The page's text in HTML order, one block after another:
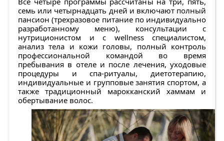
семь или четырнадцать дней и включают полный
пансион (трехразовое питание по индивидуально
разработанному меню), консультации с
нутриционистом и c wellness специалистом,
анализ тела и кожи головы, полный контроль
профессиональной командой во время
пребывания в отеле и после лечения, уходовые
процедуры и спа-ритуалы, диетотерапию,
индивидуальные и групповые занятия спортом, а
также традиционный марокканский хаммам и
обертывание волос.